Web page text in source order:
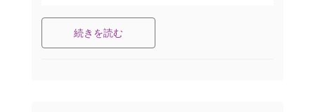
続きを読む